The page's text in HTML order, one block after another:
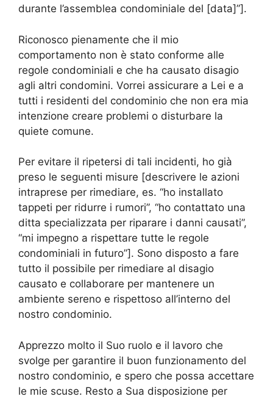
durante l’assemblea condominiale del [data]”].
Riconosco pienamente che il mio
comportamento non è stato conforme alle
regole condominiali e che ha causato disagio
agli altri condomini. Vorrei assicurare a Lei e a
tutti i residenti del condominio che non era mia
intenzione creare problemi o disturbare la
quiete comune.
Per evitare il ripetersi di tali incidenti, ho già
preso le seguenti misure [descrivere le azioni
intraprese per rimediare, es. “ho installato
tappeti per ridurre i rumori”, “ho contattato una
ditta specializzata per riparare i danni causati”,
“mi impegno a rispettare tutte le regole
condominiali in futuro”]. Sono disposto a fare
tutto il possibile per rimediare al disagio
causato e collaborare per mantenere un
ambiente sereno e rispettoso all’interno del
nostro condominio.
Apprezzo molto il Suo ruolo e il lavoro che
svolge per garantire il buon funzionamento del
nostro condominio, e spero che possa accettare
le mie scuse. Resto a Sua disposizione per